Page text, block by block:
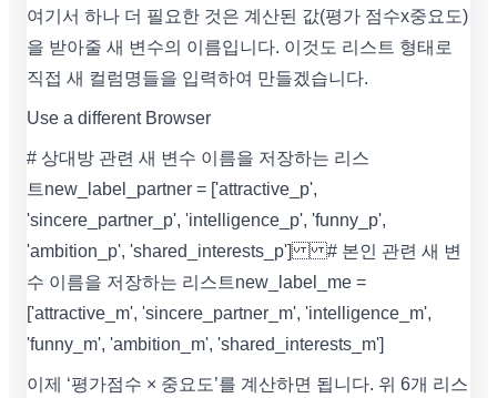
여기서 하나 더 필요한 것은 계산된 값(평가 점수x중요도)
을 받아줄 새 변수의 이름입니다. 이것도 리스트 형태로
직접 새 컬럼명들을 입력하여 만들겠습니다.
Use a different Browser
# 상대방 관련 새 변수 이름을 저장하는 리스
트 new_label_partner = ['attractive_p',
'sincere_partner_p', 'intelligence_p', 'funny_p',
'ambition_p', 'shared_interests_p'] # 본인 관련 새 변
수 이름을 저장하는 리스트 new_label_me =
['attractive_m', 'sincere_partner_m', 'intelligence_m',
'funny_m', 'ambition_m', 'shared_interests_m']
이제 ‘평가점수 × 중요도’를 계산하면 됩니다. 위 6개 리스